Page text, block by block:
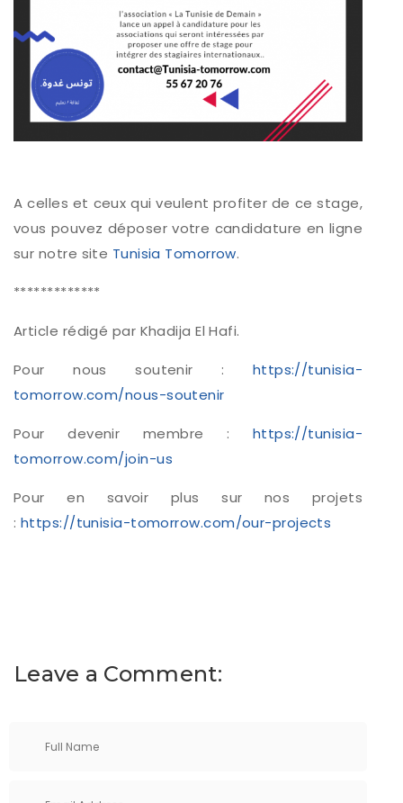
A celles et ceux qui veulent profiter de ce stage,
vous pouvez déposer votre candidature en ligne
sur notre site Tunisia Tomorrow.
*************
Article rédigé par Khadija El Hafi.
Pour nous soutenir : https://tunisia-
tomorrow.com/nous-soutenir
Pour devenir membre : https://tunisia-
tomorrow.com/join-us
Pour en savoir plus sur nos projets
: https://tunisia-tomorrow.com/our-projects
Leave a Comment: